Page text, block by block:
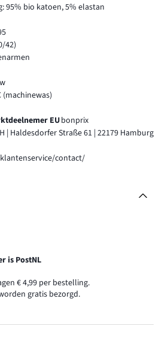
95% bio katoen, 5% elastan
42)
(machinewas)
EUbonprix
| Haldesdorfer Straße 61 | 22179 Hamburg
contact/
is PostNL
€ 4,99 per bestelling.
gratis bezorgd.